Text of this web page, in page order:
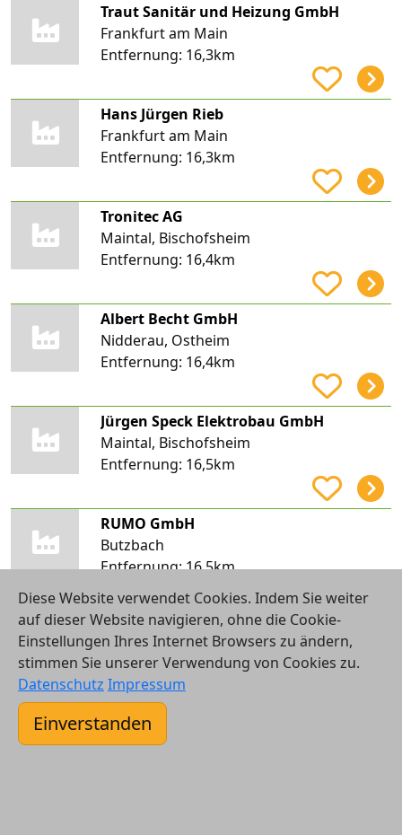
Traut Sanitär und Heizung GmbH
Frankfurt am Main
Entfernung: 16,3km
Hans Jürgen Rieb
Frankfurt am Main
Entfernung: 16,3km
Tronitec AG
Maintal, Bischofsheim
Entfernung: 16,4km
Albert Becht GmbH
Nidderau, Ostheim
Entfernung: 16,4km
Jürgen Speck Elektrobau GmbH
Maintal, Bischofsheim
Entfernung: 16,5km
RUMO GmbH
Butzbach
Entfernung:16,5km
Butzbach, Griedel
Entfernung:16,5km
Butzbach, Griedel
Diese Website verwendet Cookies. Indem Sie weiter
auf dieser Website navigieren, ohne die Cookie-
Einstellungen Ihres Internet Browsers zu ändern,
stimmen Sie unserer Verwendung von Cookies zu.
Datenschutz Impressum
Einverstanden